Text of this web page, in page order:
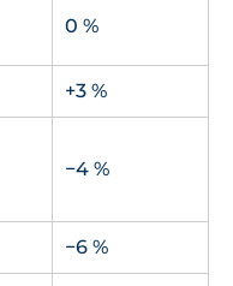
0 %
+3 %
−4 %
−6 %